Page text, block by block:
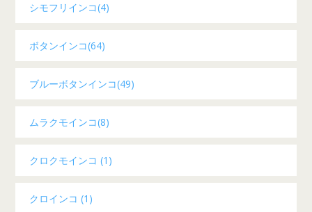
シモフリインコ(4)
ボタンインコ(64)
ブルーボタンインコ(49)
ムラクモインコ(8)
クロクモインコ (1)
クロインコ (1)